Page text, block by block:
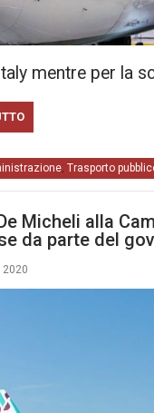
mentre per la
, Trasporto
Micheli alla
da parte del
2020